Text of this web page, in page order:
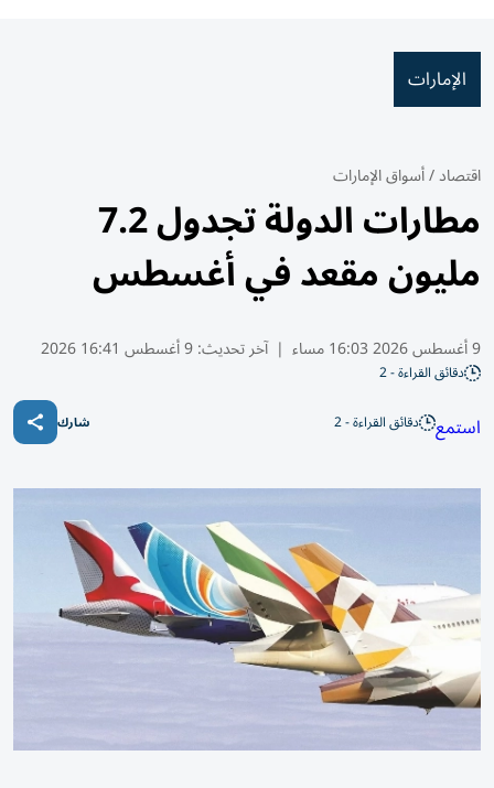
الإمارات
اقتصاد/أسواق الإمارات
مطارات الدولة تجدول 7.2
مليون مقعد في أغسطس
9 أغسطس 2026 16:03 مساء | آخر تحديث:9 أغسطس 16:41 2026
دقائق القراءة - 2
استمع دقائق القراءة - 2 شارك